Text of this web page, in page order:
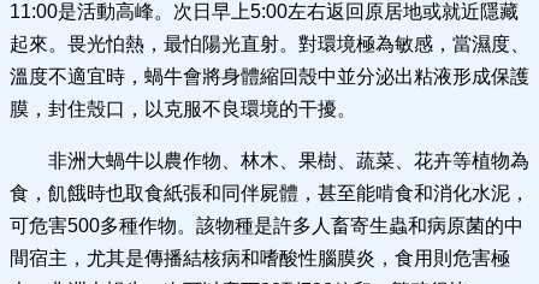
11:00是活動高峰。次日早上5:00左右返回原居地或就近隱藏
起來。畏光怕熱，最怕陽光直射。對環境極為敏感，當濕度、
溫度不適宜時，蝸牛會將身體縮回殼中並分泌出粘液形成保護
膜，封住殼口，以克服不良環境的干擾。
非洲大蝸牛以農作物、林木、果樹、蔬菜、花卉等植物為
食，飢餓時也取食紙張和同伴屍體，甚至能啃食和消化水泥，
可危害500多種作物。該物種是許多人畜寄生蟲和病原菌的中
間宿主，尤其是傳播結核病和嗜酸性腦膜炎，食用則危害極